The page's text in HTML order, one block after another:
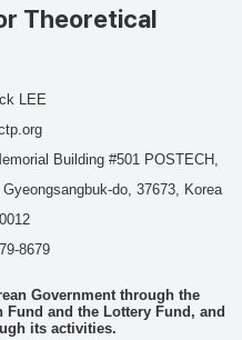
Theoretical
LEE
Building #501 POSTECH,
do, 37673, Korea
8679
Government through the
and the Lottery Fund, and
its activities.